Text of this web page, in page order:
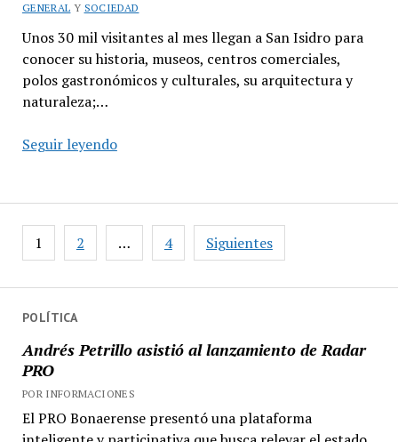
POLÍTICA
Andrés Petrillo asistió al lanzamiento de Radar
PRO
POR INFORMACIONES
El PRO Bonaerense presentó una plataforma
GENERAL Y SOCIEDAD
Unos 30 mil visitantes al mes llegan a San Isidro para
conocer su historia, museos, centros comerciales,
polos gastronómicos y culturales, su arquitectura y
naturaleza;…
Seguir leyendoTurismo
Isidro,
un
atractivo
extranjeros
Paginación
de
1 2 … 4 Siguientes